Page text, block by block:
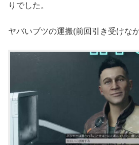
りでした。
ヤバいブツの運搬(前回引き受けな